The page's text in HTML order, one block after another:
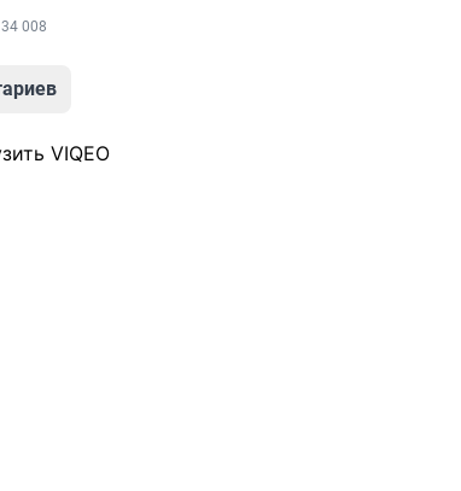
34 008
VIQEO